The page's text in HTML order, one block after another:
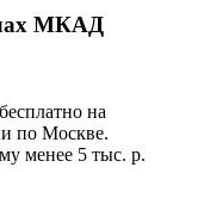
МКАД
на
по Москве.
менее 5 тыс. р.